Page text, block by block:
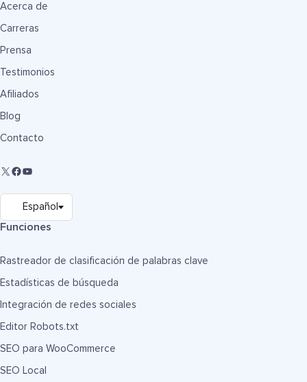
Acerca de
Carreras
Prensa
Testimonios
Afiliados
Blog
Contacto
Funciones
Rastreador de clasificación de palabras clave
Estadísticas de búsqueda
Integración de redes sociales
Editor Robots.txt
SEO para WooCommerce
SEO Local